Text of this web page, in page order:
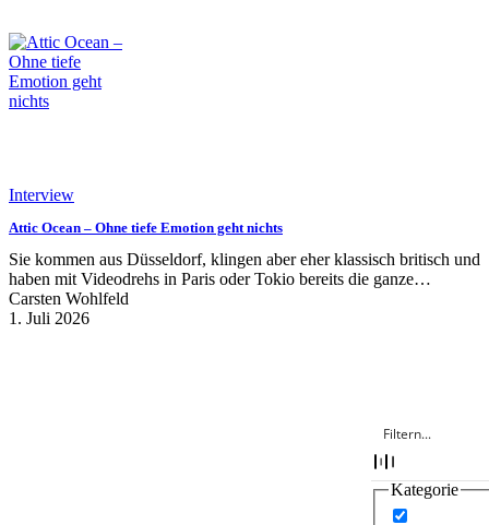
Interview
Attic Ocean – Ohne tiefe Emotion geht nichts
Sie kommen aus Düsseldorf, klingen aber eher klassisch britisch und
haben mit Videodrehs in Paris oder Tokio bereits die ganze…
Carsten Wohlfeld
1. Juli 2026
Kategorie